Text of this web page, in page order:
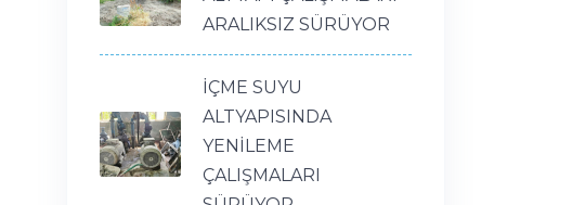
ARALIKSIZ SÜRÜYOR
İÇME SUYU
ALTYAPISINDA
YENİLEME
ÇALIŞMALARI